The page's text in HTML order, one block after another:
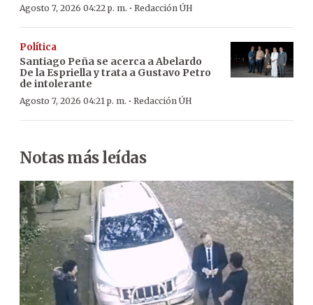
Agosto 7, 2026 04:22 p. m. · Redacción ÚH
Política
Santiago Peña se acerca a Abelardo
De la Espriella y trata a Gustavo Petro
de intolerante
Agosto 7, 2026 04:21 p. m. · Redacción ÚH
Notas más leídas